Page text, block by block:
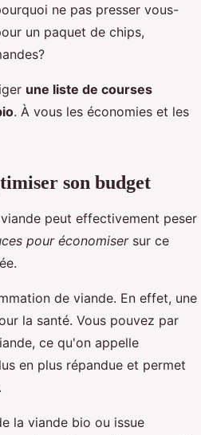
ne pas presser vous-
un paquet de chips,
une liste de courses
. À vous les économies et les
son budget
peut effectivement peser
pour économisersur ce
de viande. En effet, une
la santé. Vous pouvez par
ce qu'on appelle
en plus répandue et permet
.
la viande bio ou issue